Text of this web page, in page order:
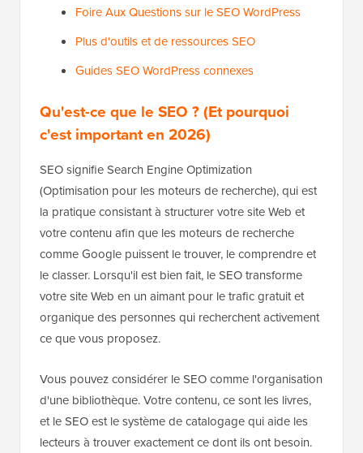
Foire Aux Questions sur le SEO WordPress
Plus d'outils et de ressources SEO
Guides SEO WordPress connexes
Qu'est-ce que le SEO ? (Et pourquoi
c'est important en 2026)
SEO signifie Search Engine Optimization
(Optimisation pour les moteurs de recherche), qui est
la pratique consistant à structurer votre site Web et
votre contenu afin que les moteurs de recherche
comme Google puissent le trouver, le comprendre et
le classer. Lorsqu'il est bien fait, le SEO transforme
votre site Web en un aimant pour le trafic gratuit et
organique des personnes qui recherchent activement
ce que vous proposez.
Vous pouvez considérer le SEO comme l'organisation
d'une bibliothèque. Votre contenu, ce sont les livres,
et le SEO est le système de catalogage qui aide les
lecteurs à trouver exactement ce dont ils ont besoin.